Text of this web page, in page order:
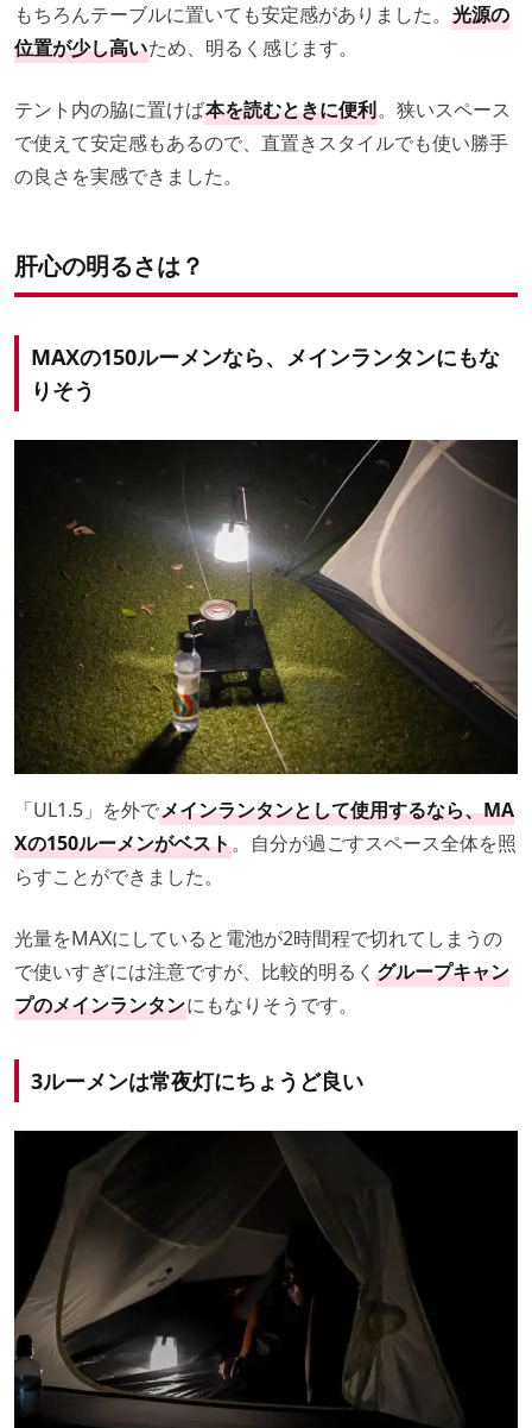
もちろんテーブルに置いても安定感がありました。 光源の
位置が少し高いため、明るく感じます。
テント内の脇に置けば本を読むときに便利。狭いスペース
で使えて安定感もあるので、直置きスタイルでも使い勝手
の良さを実感できました。
肝心の明るさは？
MAXの150ルーメンなら、メインランタンにもな
りそう
「UL1.5」を外でメインランタンとして使用するなら、MA
Xの150ルーメンがベスト。自分が過ごすスペース全体を照
らすことができました。
光量をMAXにしていると電池が2時間程で切れてしまうの
で使いすぎには注意ですが、比較的明るく グループキャン
プのメインランタンにもなりそうです。
3ルーメンは常夜灯にちょうど良い